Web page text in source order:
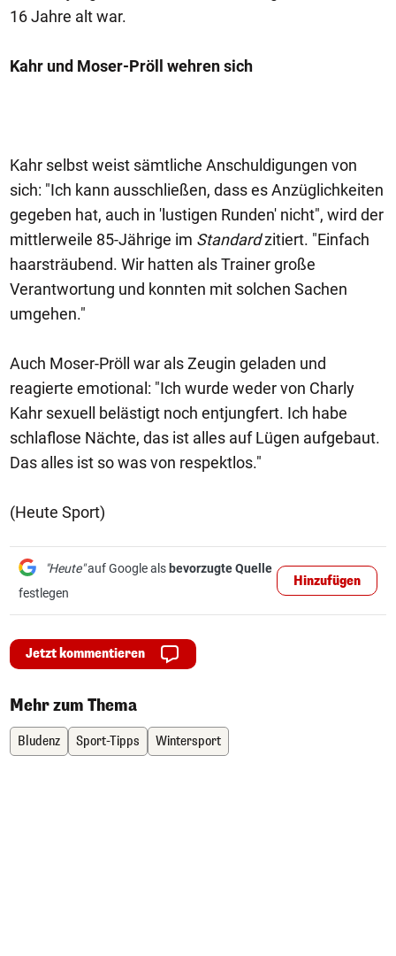
16 Jahre alt war.
Kahr und Moser-Pröll wehren sich
Kahr selbst weist sämtliche Anschuldigungen von
sich: "Ich kann ausschließen, dass es Anzüglichkeiten
gegeben hat, auch in 'lustigen Runden' nicht", wird der
mittlerweile 85-Jährige im Standardzitiert. "Einfach
haarsträubend. Wir hatten als Trainer große
Verantwortung und konnten mit solchen Sachen
umgehen."
Auch Moser-Pröll war als Zeugin geladen und
reagierte emotional: "Ich wurde weder von Charly
Kahr sexuell belästigt noch entjungfert. Ich habe
schlaflose Nächte, das ist alles auf Lügen aufgebaut.
Das alles ist so was von respektlos."
(Heute Sport)
"Heute"auf Google als bevorzugte Quelle
festlegen
Hinzufügen
Jetzt kommentieren
Mehr zum Thema
Bludenz Sport-Tipps Wintersport